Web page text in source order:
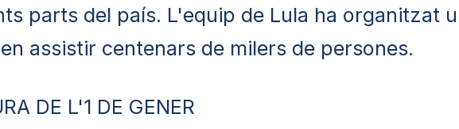
parts del país. L'equip de Lula ha organitzat
assistir centenars de milers de persones.
DE L'1 DE GENER